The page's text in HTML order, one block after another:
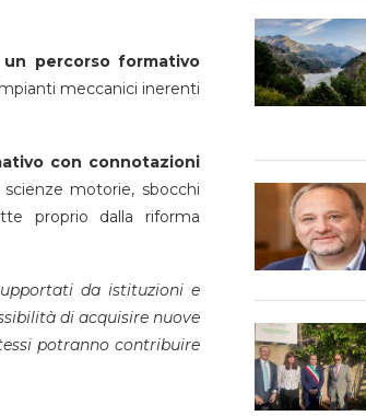
percorso formativo
meccanici inerenti
con connotazioni
motorie, sbocchi
proprio dalla riforma
da istituzioni e
di acquisire nuove
potranno contribuire